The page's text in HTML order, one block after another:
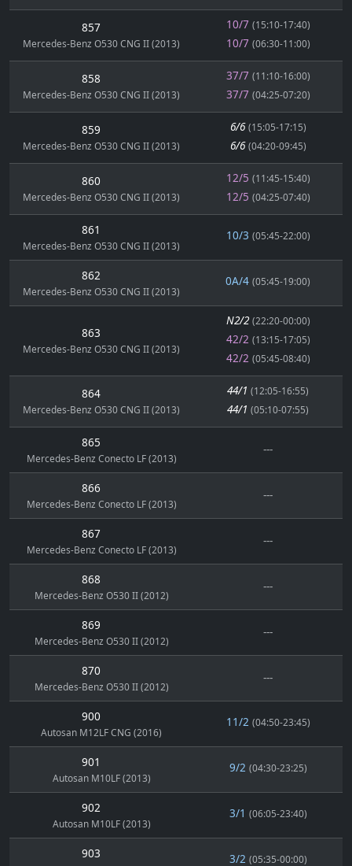
857
Mercedes-Benz O530 CNG II (2013)
10/7 (15:10-17:40)
10/7 (06:30-11:00)
858
Mercedes-Benz O530 CNG II (2013)
37/7 (11:10-16:00)
37/7 (04:25-07:20)
859
Mercedes-Benz O530 CNG II (2013)
6/6 (15:05-17:15)
6/6 (04:20-09:45)
860
Mercedes-Benz O530 CNG II (2013)
12/5 (11:45-15:40)
12/5 (04:25-07:40)
861
Mercedes-Benz O530 CNG II (2013)
10/3 (05:45-22:00)
862
Mercedes-Benz O530 CNG II (2013)
0A/4 (05:45-19:00)
863
Mercedes-Benz O530 CNG II (2013)
N2/2 (22:20-00:00)
42/2 (13:15-17:05)
42/2 (05:45-08:40)
864
Mercedes-Benz O530 CNG II (2013)
44/1 (12:05-16:55)
44/1 (05:10-07:55)
865
Mercedes-Benz Conecto LF (2013)
---
866
Mercedes-Benz Conecto LF (2013)
---
867
Mercedes-Benz Conecto LF (2013)
---
868
Mercedes-Benz O530 II (2012)
---
869
Mercedes-Benz O530 II (2012)
---
870
Mercedes-Benz O530 II (2012)
---
900
Autosan M12LF CNG (2016)
11/2 (04:50-23:45)
901
Autosan M10LF (2013)
9/2 (04:30-23:25)
902
Autosan M10LF (2013)
3/1 (06:05-23:40)
903 3/2 (05:35-00:00)